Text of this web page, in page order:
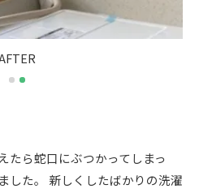
たら蛇口にぶつかってしまっ
した。 新しくしたばかりの洗濯